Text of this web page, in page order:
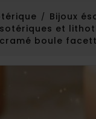
Bijoux
et
boule